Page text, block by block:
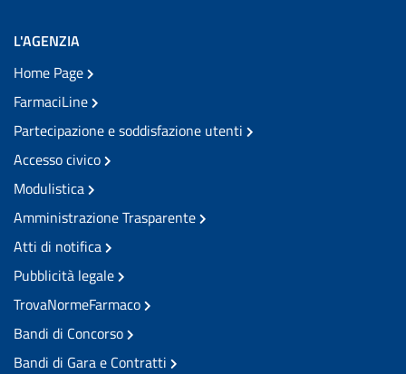
L'AGENZIA
Home Page
FarmaciLine
Partecipazione e soddisfazione utenti
Accesso civico
Modulistica
Amministrazione Trasparente
Atti di notifica
Pubblicità legale
TrovaNormeFarmaco
Bandi di Concorso
Bandi di Gara e Contratti